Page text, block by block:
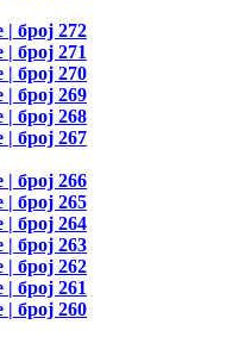
број 272
број 271
број 270
број 269
број 268
број 267
број 266
број 265
број 264
број 263
број 262
број 261
број 260